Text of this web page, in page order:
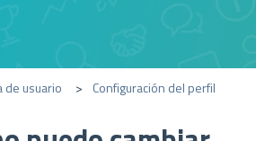
de usuario Configuración del perfil